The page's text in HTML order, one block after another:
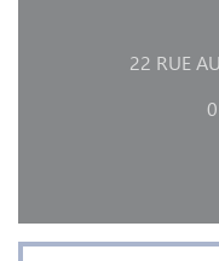
22 RUE